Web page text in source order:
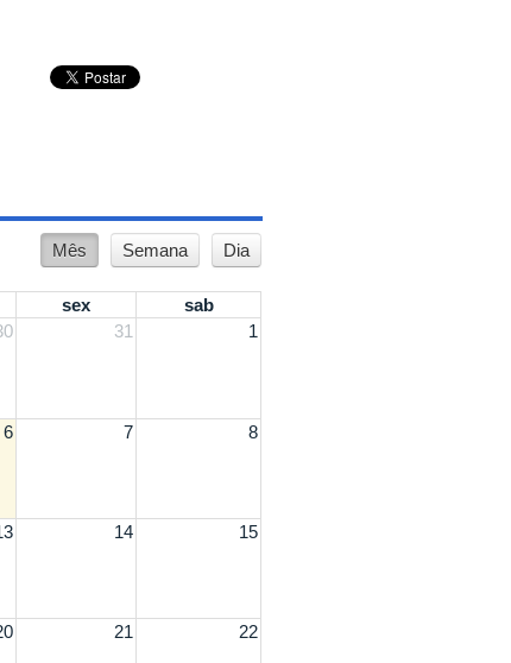
Mês Semana Dia
sex
sab
31 1
6 7 8
14 15
21 22